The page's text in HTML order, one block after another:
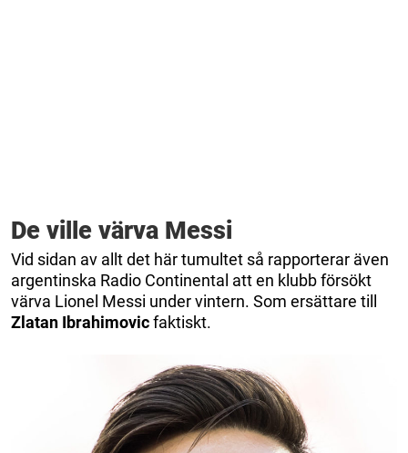
De ville värva Messi
Vid sidan av allt det här tumultet så rapporterar även
argentinska Radio Continental att en klubb försökt
värva Lionel Messi under vintern. Som ersättare till
Zlatan Ibrahimovicfaktiskt.